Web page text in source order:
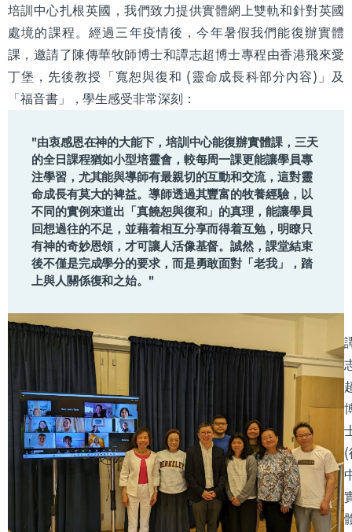
培訓中心扎根英國，我們致力提供實體網上雙軌和針對英國
處境的課程。經過三年疫情後，今年暑假我們能復辦實體
課，邀請了陳傳華牧師博士和譚志超博士專程由香港飛來愛
丁堡，先後教授「寬恕與復和 (靈命成長科部分內容)」及
「福音書」，學生感受非常深刻：
"由衷感恩在神的大能下，培訓中心能復辦實體課，三天
的全日課程猶如小型培靈會，較每周一課更能讓學員專
注學習，尤其能與導師有最親切的互動和交流，這對靈
命成長有莫大的裨益。導師透過其豐富的牧養經驗，以
不同的實例來道出「真饒恕與復和」的真理，能讓學員
回想過往的不足，並藉着相互分享而得着互勉，明瞭只
有神的奇妙恩領，才可讓人活像基督。誠然，課堂結束
後不僅是完成學分的要求，而是勇敢面對「老我」，踏
上與人關係復和之始。"
(